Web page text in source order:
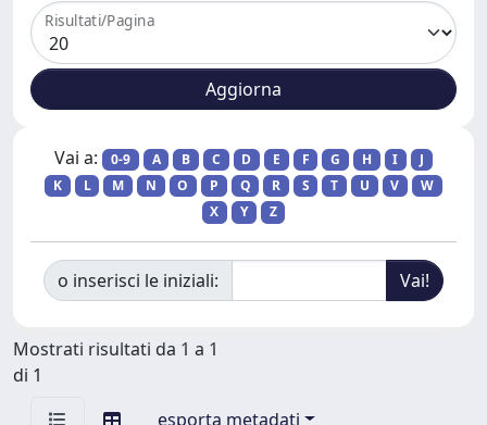
Risultati/Pagina
Vai a: 0-9 A B C D E F G H I
J
K
L M N O P Q R S T U V
W
X
Y Z
o inserisci le iniziali:
Mostrati risultati da 1 a 1
di 1
esporta metadati